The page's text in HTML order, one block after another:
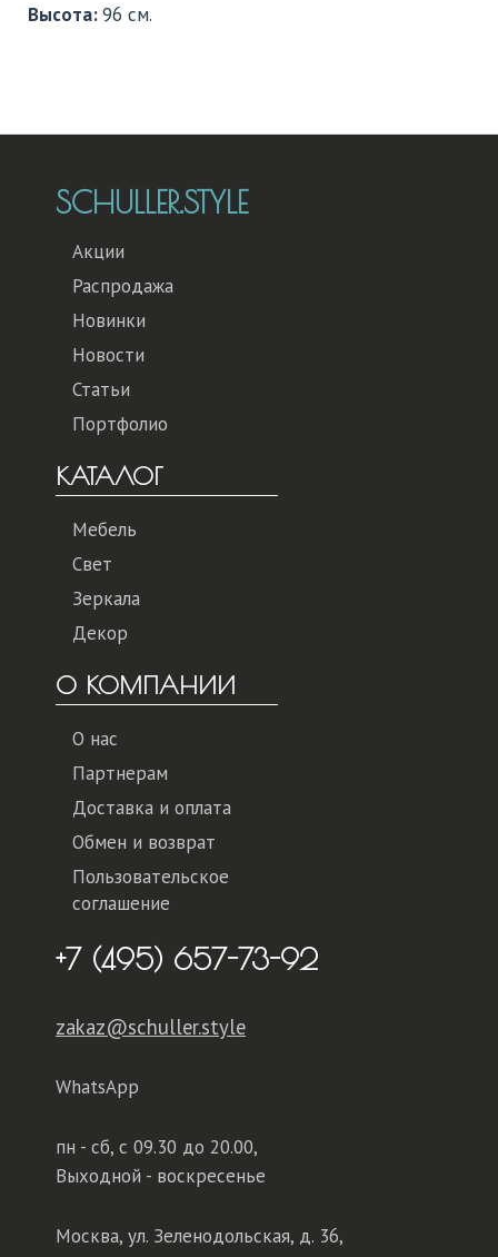
Высота:96 см.
SCHULLER.STYLE
Акции
Распродажа
Новинки
Новости
Статьи
Портфолио
КАТАЛОГ
Мебель
Свет
Зеркала
Декор
О КОМПАНИИ
О нас
Партнерам
Доставка и оплата
Обмен и возврат
Пользовательское
соглашение
+7 (495) 657-73-92
zakaz@schuller.style
WhatsApp
пн - сб, с 09.30 до 20.00,
Выходной - воскресенье
Москва, ул. Зеленодольская, д. 36,